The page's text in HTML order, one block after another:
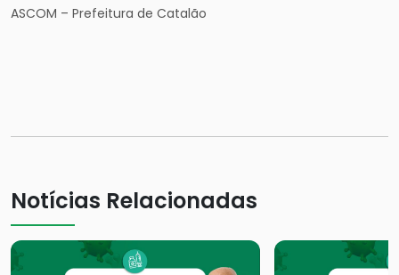
ASCOM – Prefeitura de Catalão
Notícias Relacionadas